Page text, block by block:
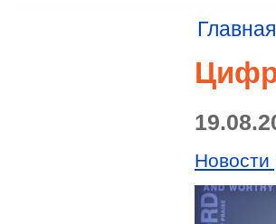
Главная
Новости